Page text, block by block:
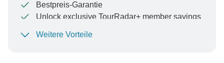
Bestpreis-Garantie
Unlock exclusive TourRadar+ member savings
Um Ihre Zahlung zu schützen und sicherzustellen,
Weitere Vorteile